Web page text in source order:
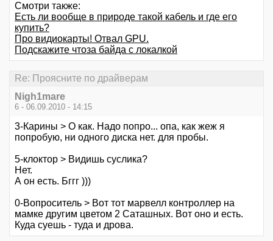
Смотри также:
Есть ли вообще в природе такой кабель и где его
купить?
Про видиокарты! Отвал GPU.
Подскажите чтоза байда с локалкой
Re: Проясните по драйверам
Nigh1mare
6 - 06.09.2010 - 14:15
3-Карины > О как. Надо попро... опа, как жеж я
попробую, ни одного диска нет. для пробы.
5-клоктор > Видишь суслика?
Нет.
А он есть. Бггг )))
0-Вопроситель > Вот тот марвелл контроллер на
мамке другим цветом 2 Саташных. Вот оно и есть.
Куда суешь - туда и дрова.